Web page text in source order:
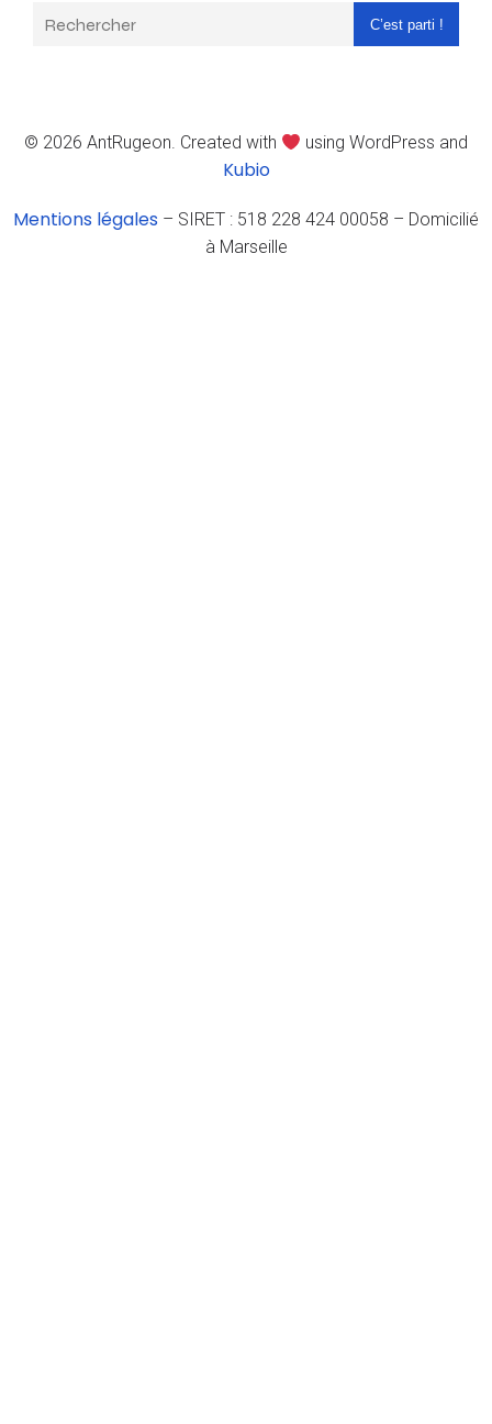
C’est parti !
© 2026 AntRugeon. Created with using WordPress and
Kubio
Mentions légales – SIRET : 518 228 424 00058 – Domicilié
à Marseille